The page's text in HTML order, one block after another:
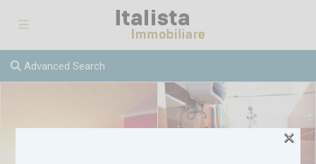
Advanced Search
×